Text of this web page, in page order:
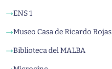
→ENS 1
→Museo Casa de Ricardo Rojas
→Biblioteca del MALBA